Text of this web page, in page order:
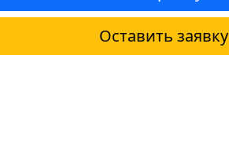
Оставить заявку